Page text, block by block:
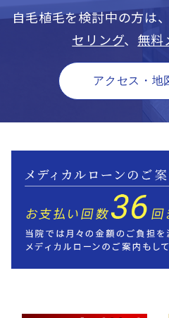
自毛植毛を検討中の方は
セリング、 無料
アクセス・地